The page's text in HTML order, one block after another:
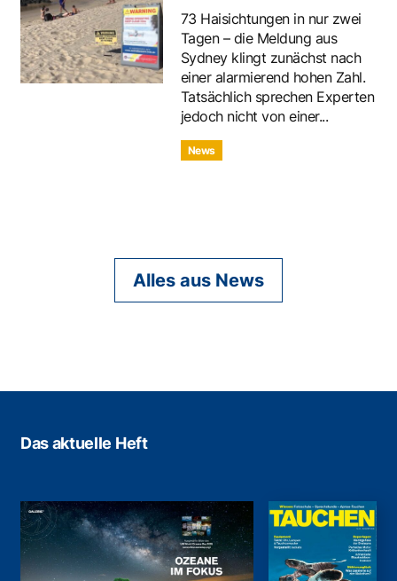
73 Haisichtungen in nur zwei
Tagen – die Meldung aus
Sydney klingt zunächst nach
einer alarmierend hohen Zahl.
Tatsächlich sprechen Experten
jedoch nicht von einer...
News
Alles aus News
Das aktuelle Heft